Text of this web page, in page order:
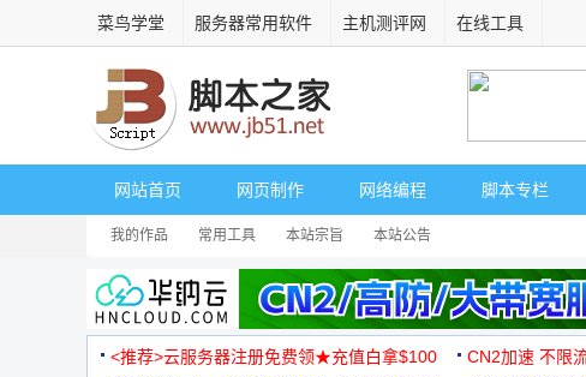
菜鸟学堂 服务器常用软件 主机测评网 在线工具
网站首页 网页制作 网络编程 脚本专栏
我的作品 常用工具 本站宗旨 本站公告
<推荐>云服务器注册免费领★充值白拿$100 CN2加速 不限